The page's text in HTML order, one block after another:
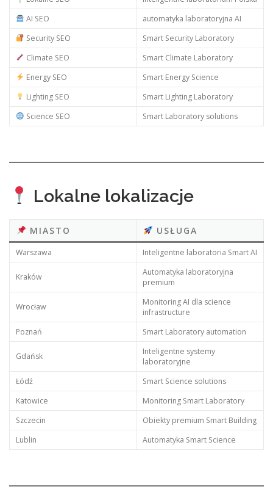
AI SEO
automatyka laboratoryjna AI
Security SEO
Smart Security Laboratory
Climate SEO
Smart Climate Laboratory
Energy SEO
Smart Energy Science
Lighting SEO
Smart Lighting Laboratory
Science SEO
Smart Laboratory solutions
Lokalne lokalizacje
MIASTO USŁUGA
Warszawa Inteligentne laboratoria Smart AI
Kraków
Automatyka laboratoryjna
premium
Wrocław
Monitoring AI dla science
infrastructure
Poznań
Smart Laboratory automation
Gdańsk
Inteligentne systemy
laboratoryjne
Łódź
Smart Science solutions
Katowice
Monitoring Smart Laboratory
Szczecin
Obiekty premium Smart Building
Lublin
Automatyka Smart Science